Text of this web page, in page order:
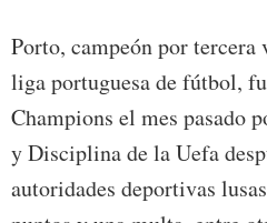
Porto, campeón por tercera
liga portuguesa de fútbol,
Champions el mes pasado
y Disciplina de la Uefa
autoridades deportivas